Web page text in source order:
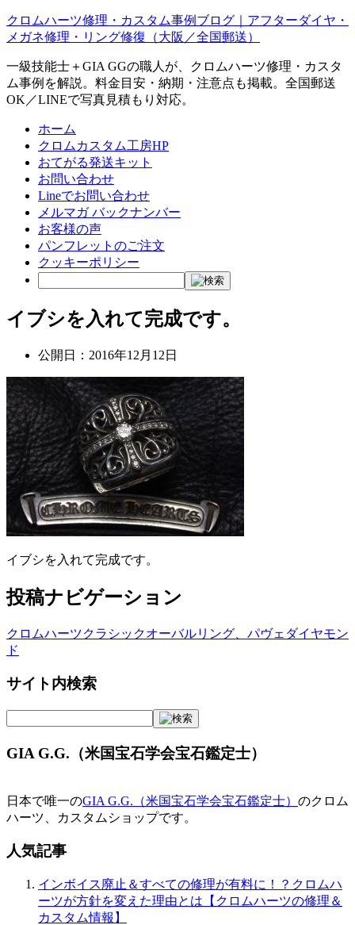
クロムハーツ修理・カスタム事例ブログ｜アフターダイヤ・
メガネ修理・リング修復（大阪／全国郵送）
一級技能士＋GIA GGの職人が、クロムハーツ修理・カスタ
ム事例を解説。料金目安・納期・注意点も掲載。全国郵送
OK／LINEで写真見積もり対応。
ホーム
クロムカスタム工房HP
おてがる発送キット
お問い合わせ
Lineでお問い合わせ
メルマガ バックナンバー
お客様の声
パンフレットのご注文
クッキーポリシー
イブシを入れて完成です。
公開日： 2016年12月12日
イブシを入れて完成です。
投稿ナビゲーション
クロムハーツクラシックオーバルリング、パヴェダイヤモン
ド
サイト内検索
GIA G.G.（米国宝石学会宝石鑑定士）
日本で唯一のGIA G.G.（米国宝石学会宝石鑑定士） のクロム
ハーツ、カスタムショップです。
人気記事
インボイス廃止＆すべての修理が有料に！？クロムハ
ーツが方針を変えた理由とは【クロムハーツの修理＆
カスタム情報】